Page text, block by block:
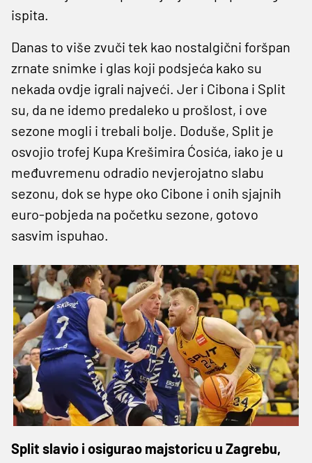
ispita.
Danas to više zvuči tek kao nostalgični foršpan
zrnate snimke i glas koji podsjeća kako su
nekada ovdje igrali najveći. Jer i Cibona i Split
su, da ne idemo predaleko u prošlost, i ove
sezone mogli i trebali bolje. Doduše, Split je
osvojio trofej Kupa Krešimira Ćosića, iako je u
međuvremenu odradio nevjerojatno slabu
sezonu, dok se hype oko Cibone i onih sjajnih
euro-pobjeda na početku sezone, gotovo
sasvim ispuhao.
Split slavio i osigurao majstoricu u Zagrebu,